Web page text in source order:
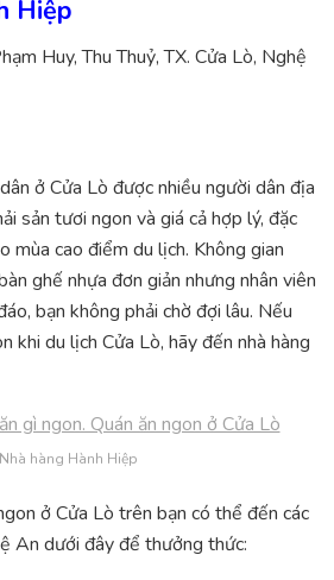
Hiệp
Huy, Thu Thuỷ, TX. Cửa Lò, Nghệ
ở Cửa Lò được nhiều người dân địa
sản tươi ngon và giá cả hợp lý, đặc
mùa cao điểm du lịch. Không gian
ghế nhựa đơn giản nhưng nhân viên
bạn không phải chờ đợi lâu. Nếu
khi du lịch Cửa Lò, hãy đến nhà hàng
Nhà hàng Hành Hiệp
ở Cửa Lò trên bạn có thể đến các
An dưới đây để thưởng thức: